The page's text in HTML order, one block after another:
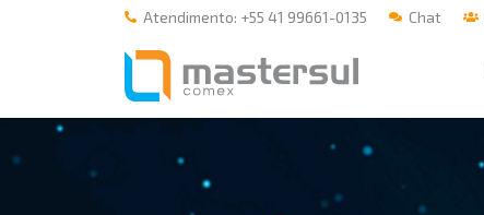
Atendimento: +55 41 99661-0135 Chat